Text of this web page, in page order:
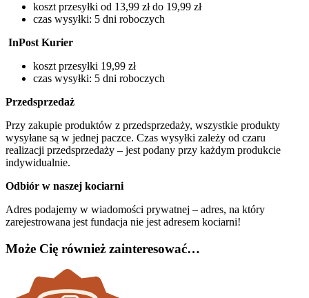
koszt przesyłki od 13,99 zł do 19,99 zł
czas wysyłki: 5 dni roboczych
InPost Kurier
koszt przesyłki 19,99 zł
czas wysyłki: 5 dni roboczych
Przedsprzedaż
Przy zakupie produktów z przedsprzedaży, wszystkie produkty
wysyłane są w jednej paczce. Czas wysyłki zależy od czaru
realizacji przedsprzedaży – jest podany przy każdym produkcie
indywidualnie.
Odbiór w naszej kociarni
Adres podajemy w wiadomości prywatnej – adres, na który
zarejestrowana jest fundacja nie jest adresem kociarni!
Może Cię również zainteresować…